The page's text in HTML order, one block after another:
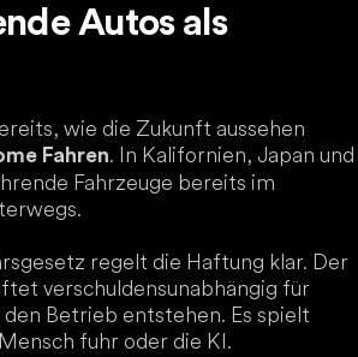
Autos als
wie die Zukunft aussehen
Fahren. In Kalifornien, Japan und
Fahrzeuge bereits im
regelt die Haftung klar. Der
verschuldensunabhängig für
Betrieb entstehen. Es spielt
fuhr oder die KI.